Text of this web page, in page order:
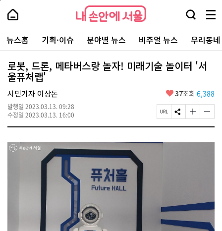
본
로
가
내
손
안
에
서
울
-
서
울
시
대
표
소
통
포
내
손
에
울
검
창
열
기
메
뉴
전
체
보
주
요
서
뉴스홈 기획·이슈 분야별 뉴스 비주얼 뉴스 우리동
로봇, 드론, 메타버스랑 놀자! 미래기술 놀이터 '서
울퓨처랩'
시민기자 이상돈
발행일 2023.03.13. 09:28
수정일 2023.03.13. 16:00
좋
요
37조회 6,388
페
이
U
S
N
공
글
자
기
글
자
기
페
상
단
로